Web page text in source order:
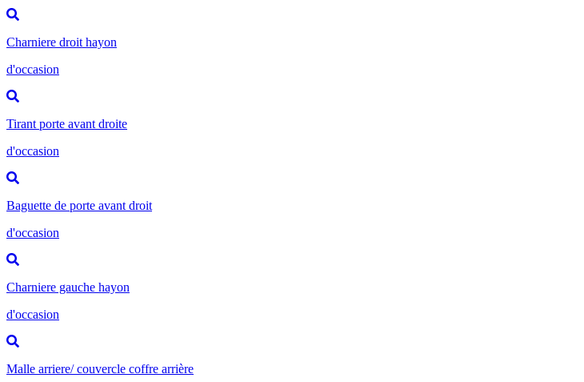
Charniere droit hayon
d'occasion
Tirant porte avant droite
d'occasion
Baguette de porte avant droit
d'occasion
Charniere gauche hayon
d'occasion
Malle arriere/ couvercle coffre arrière